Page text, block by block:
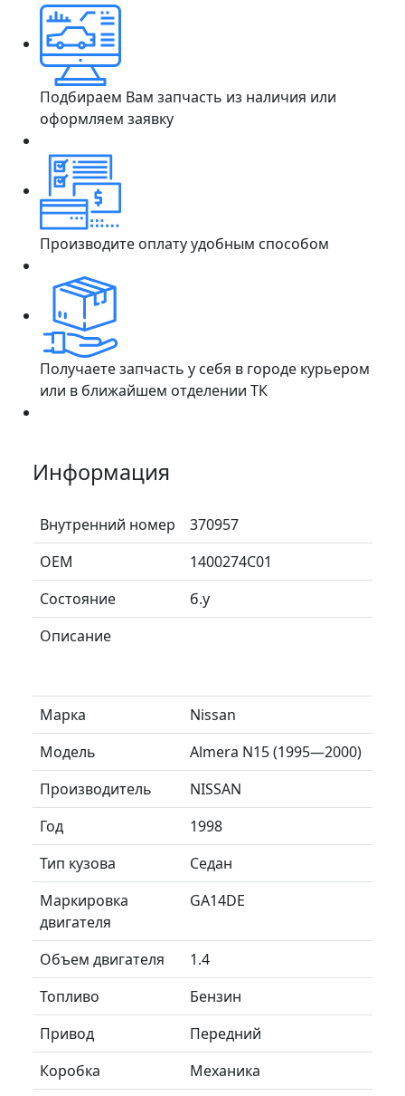
Подбираем Вам запчасть из наличия или
оформляем заявку
Производите оплату удобным способом
Получаете запчасть у себя в городе курьером
или в ближайшем отделении ТК
Информация
Внутренний номер
370957
ОЕМ
1400274C01
Состояние
б.у
Описание
Марка
Nissan
Модель
Almera N15 (1995—2000)
Производитель
NISSAN
Год
1998
Тип кузова
Седан
Маркировка
двигателя
GA14DE
Объем двигателя
1.4
Топливо
Бензин
Привод
Передний
Коробка
Механика